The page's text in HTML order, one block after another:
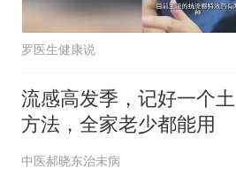
罗医生健康说
流感高发季，记好一个土
方法，全家老少都能用
中医郝晓东治未病